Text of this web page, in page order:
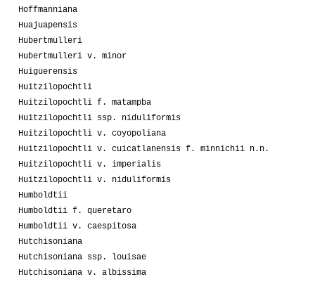
Hoffmanniana
Huajuapensis
Hubertmulleri
Hubertmulleri v. minor
Huiguerensis
Huitzilopochtli
Huitzilopochtli f. matampba
Huitzilopochtli ssp. niduliformis
Huitzilopochtli v. coyopoliana
Huitzilopochtli v. cuicatlanensis f. minnichii n.n.
Huitzilopochtli v. imperialis
Huitzilopochtli v. niduliformis
Humboldtii
Humboldtii f. queretaro
Humboldtii v. caespitosa
Hutchisoniana
Hutchisoniana ssp. louisae
Hutchisoniana v. albissima